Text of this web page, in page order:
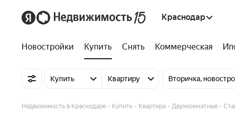
Краснодар
Новостройки Купить Снять Коммерческая
Купить Квартиру Вторичка,
Недвижимость в Краснодаре Купить Квартира Двухкомнатные